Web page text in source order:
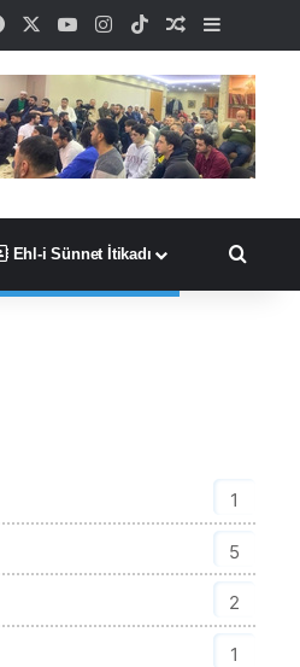
FacebookYouTubeInstagram
TikTokRastgele
Kenar
Ehl-i Sünnet İtikadı
1
5
2
1